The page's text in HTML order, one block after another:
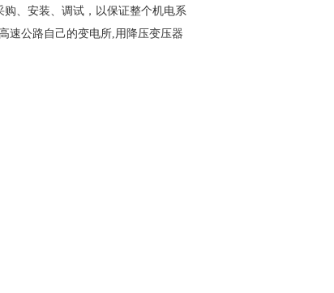
、安装、调试，以保证整个机电系
速公路自己的变电所,用降压变压器